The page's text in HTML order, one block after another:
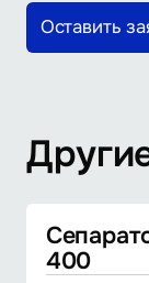
Оставить
400